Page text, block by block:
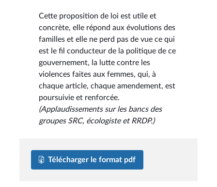
Cette proposition de loi est utile et
concrète, elle répond aux évolutions des
familles et elle ne perd pas de vue ce qui
est le fil conducteur de la politique de ce
gouvernement, la lutte contre les
violences faites aux femmes, qui, à
chaque article, chaque amendement, est
poursuivie et renforcée.
(Applaudissements sur les bancs des
groupes SRC, écologiste et RRDP.)
Télécharger le format pdf